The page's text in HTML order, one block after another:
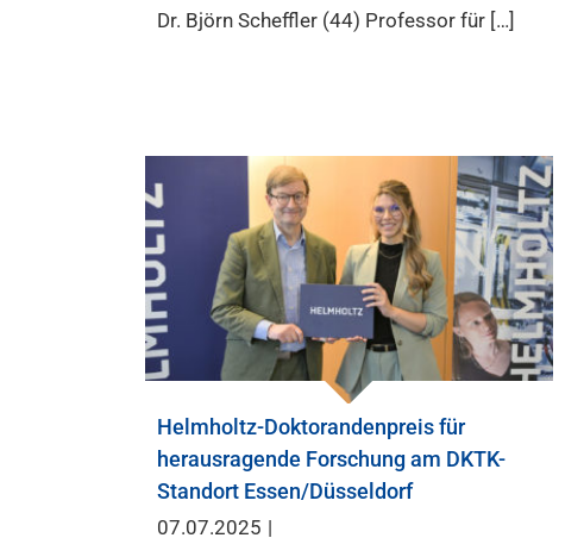
Dr. Björn Scheffler (44) Professor für […]
Helmholtz-Doktorandenpreis für
herausragende Forschung am DKTK-
Standort Essen/Düsseldorf
07.07.2025 |